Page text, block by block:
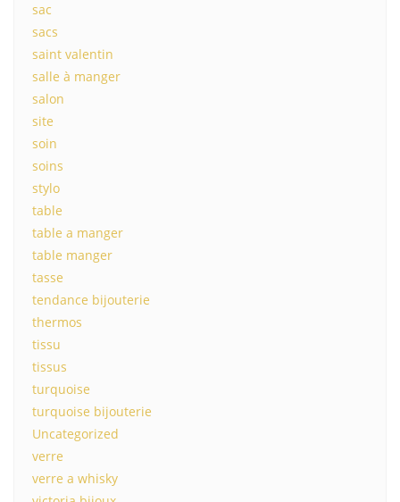
sac
sacs
saint valentin
salle à manger
salon
site
soin
soins
stylo
table
table a manger
table manger
tasse
tendance bijouterie
thermos
tissu
tissus
turquoise
turquoise bijouterie
Uncategorized
verre
verre a whisky